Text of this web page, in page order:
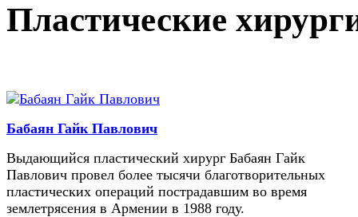
Пластические
Бабаян Гайк Павлович
Выдающийся пластический хирург Бабаян Гайк
Павлович провел более тысячи благотворительных
пластических операций пострадавшим во время
землетрясения в Армении в 1988 году.